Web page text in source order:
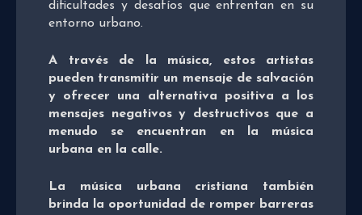
dificultades y desafíos que enfrentan en su
entorno urbano.
A través de la música, estos artistas
pueden transmitir un mensaje de salvación
y ofrecer una alternativa positiva a los
mensajes negativos y destructivos que a
menudo se encuentran en la música
urbana en la calle.
La música urbana cristiana también
brinda la oportunidad de romper barreras